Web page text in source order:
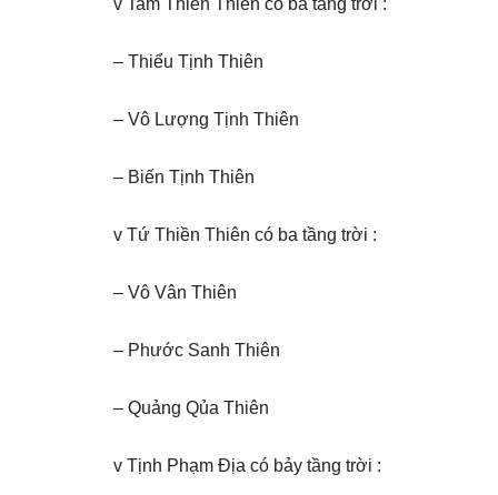
v Tam Thiền Thiên có ba tầng trời :
– Thiểu Tịnh Thiên
– Vô Lượng Tịnh Thiên
– Biến Tịnh Thiên
v Tứ Thiền Thiên có ba tầng trời :
– Vô Vân Thiên
– Phước Sanh Thiên
– Quảng Qủa Thiên
v Tịnh Phạm Địa có bảy tầng trời :